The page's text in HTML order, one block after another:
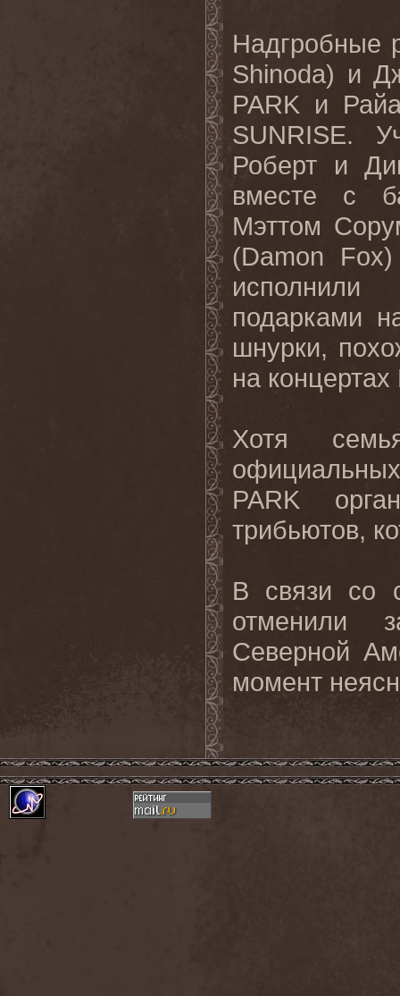
Надгробные
Shinoda) и
PARK и
SUNRISE.
Роберт и
вместе с
Мэттом
(Damon Fox)
подарками
шнурки,
на концертах
Хотя
PARK
трибьютов,
В связи со
отменили
Северной
момент